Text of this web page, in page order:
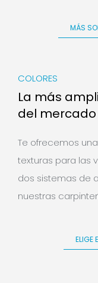
MÁS
COLORES
La más
del mercado
Te ofrecemos
texturas para las
dos sistemas de
nuestras
ELIGE